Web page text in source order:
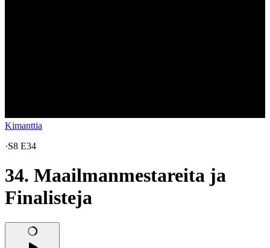
Kimanttia
·S8 E34
34. Maailmanmestareita ja
Finalisteja